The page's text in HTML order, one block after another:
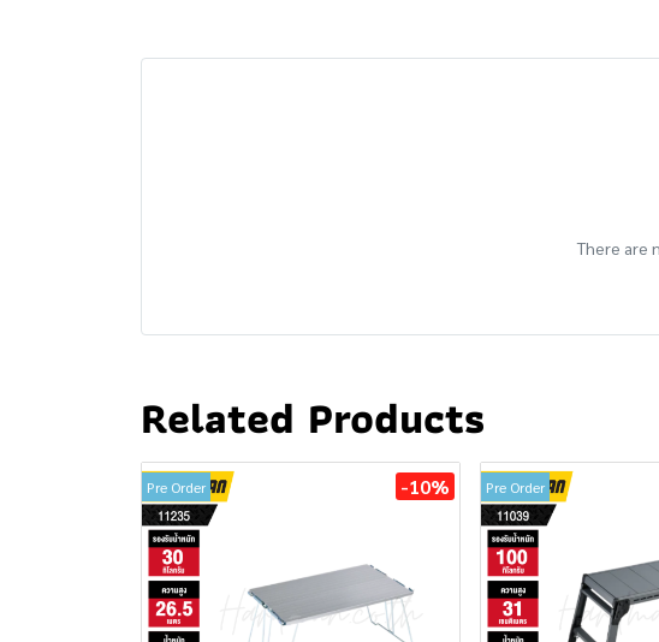
There are
Related Products
Pre Order -10% Pre Order